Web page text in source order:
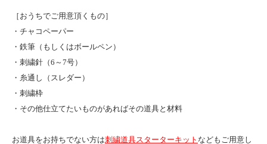
［おうちでご用意頂くもの］
・チャコペーパー
・鉄筆（もしくはボールペン）
・刺繍針（6～7号）
・糸通し（スレダー）
・刺繍枠
・その他仕立てたいものがあればその道具と材料
お道具をお持ちでない方は刺繍道具スターターキット などもご用意し